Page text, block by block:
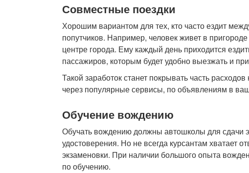
Совместные поездки
Хорошим вариантом для тех, кто часто ездит
попутчиков. Например, человек живет в
центре города. Ему каждый день приходится
пассажиров, которым будет удобно выезжать и
Такой заработок станет покрывать часть
через популярные сервисы, по объявлениям в
Обучение вождению
Обучать вождению должны автошколы для сдачи
удостоверения. Но не всегда курсантам хватает
экзаменовки. При наличии большого опыта
по обучению.